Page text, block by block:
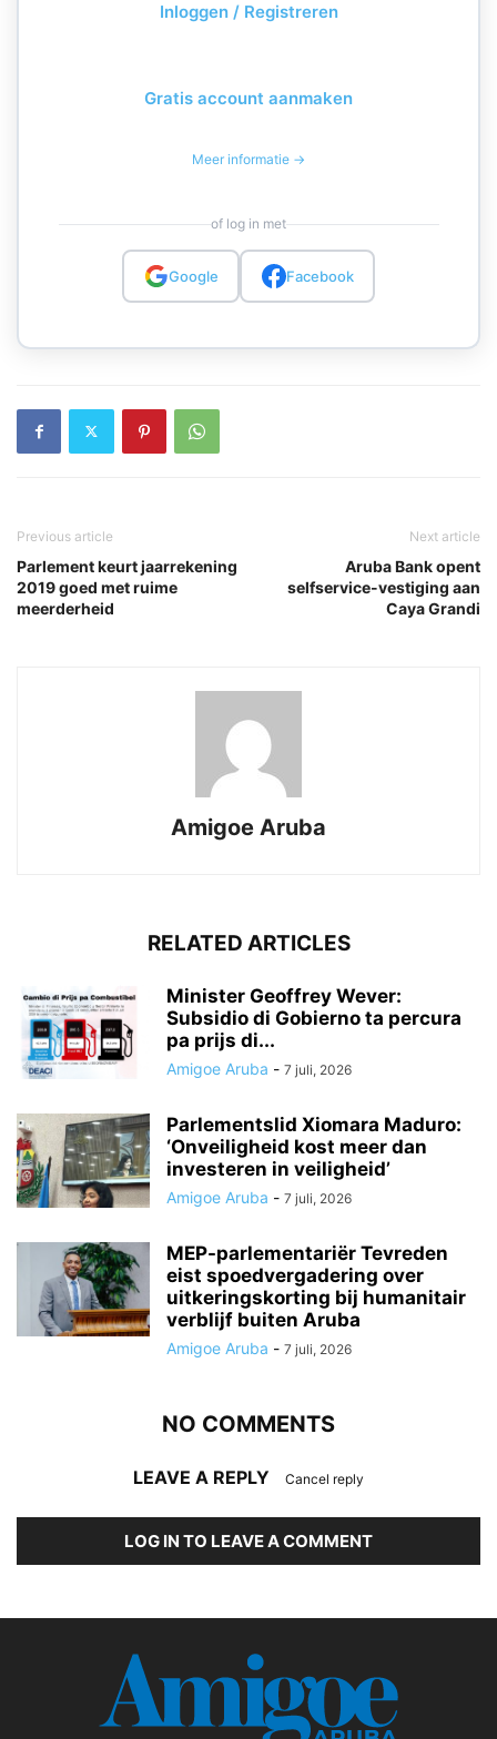
Inloggen / Registreren
Gratis account aanmaken
Meer informatie →
of log in met
Google Facebook
Previous article
Parlement keurt jaarrekening
2019 goed met ruime
meerderheid
Next article
Aruba Bank opent
selfservice-vestiging aan
Caya Grandi
Amigoe Aruba
RELATED ARTICLES
Minister Geoffrey Wever:
Subsidio di Gobierno ta percura
pa prijs di...
Amigoe Aruba - 7 juli, 2026
Parlementslid Xiomara Maduro:
‘Onveiligheid kost meer dan
investeren in veiligheid’
Amigoe Aruba - 7 juli, 2026
MEP-parlementariër Tevreden
eist spoedvergadering over
uitkeringskorting bij humanitair
verblijf buiten Aruba
Amigoe Aruba - 7 juli, 2026
NO COMMENTS
LEAVE A REPLY Cancel reply
LOG IN TO LEAVE A COMMENT